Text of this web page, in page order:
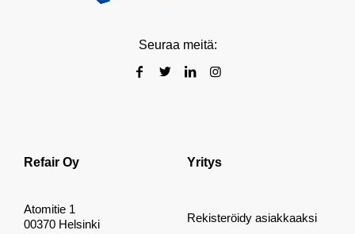
Seuraa meitä:
Refair Oy
Atomitie 1
00370 Helsinki
Yritys
Rekisteröidy asiakkaaksi